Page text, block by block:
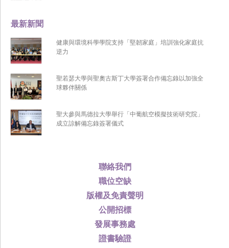
聯絡我們
職位空缺
版權及免責聲明
公開招標
發展事務處
證書驗證
最新新聞
健康與環境科學學院支持「堅韌家庭」培訓強化家庭抗
逆力
聖若瑟大學與聖奧古斯丁大學簽署合作備忘錄以加強全
球夥伴關係
聖大參與馬德拉大學舉行「中葡航空模擬技術研究院」
成立諒解備忘錄簽署儀式